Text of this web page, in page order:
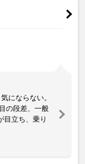
にならない。
の段差、一般
目立ち、乗り